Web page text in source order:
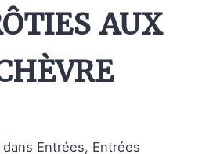
aux
dans Entrées, Entrées